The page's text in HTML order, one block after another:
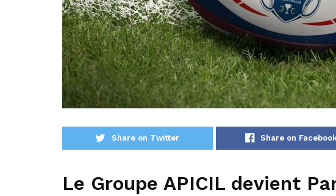
Share on Twitter Share on
Le Groupe APICIL devient